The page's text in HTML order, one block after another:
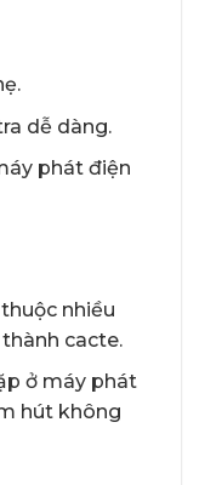
dễ dàng.
phát điện
nhiều
cacte.
ở máy phát
hút không